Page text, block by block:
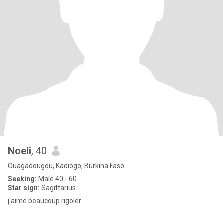
Noeli, 40
Ouagadougou, Kadiogo, Burkina Faso
Seeking: Male 40 - 60
Star sign: Sagittarius
j'aime beaucoup rigoler